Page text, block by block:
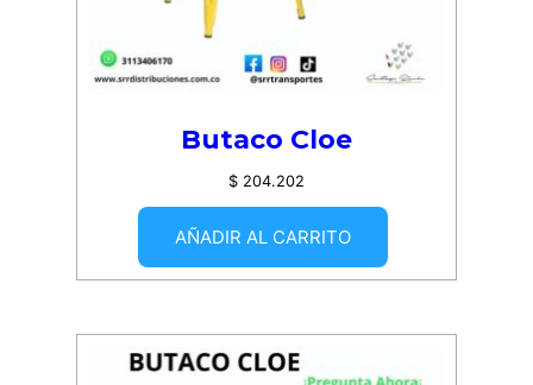
Butaco Cloe
$ 204.202
AÑADIR AL CARRITO